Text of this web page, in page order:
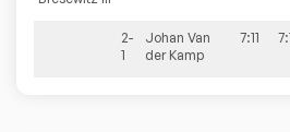
2-
1
Johan Van
der Kamp
7:11